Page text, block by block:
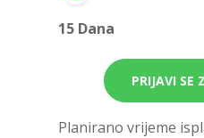
15 Dana
PRIJAVI SE
Planirano vrijeme